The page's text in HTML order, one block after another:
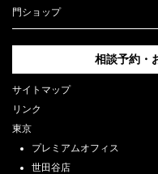
門ショップ
相談予約・
サイトマップ
リンク
東京
プレミアムオフィス
世田谷店